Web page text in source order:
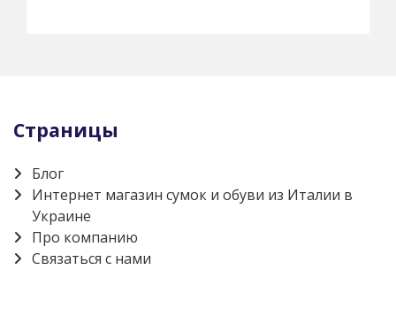
Страницы
Блог
Интернет магазин сумок и обуви из Италии в
Украине
Про компанию
Связаться с нами